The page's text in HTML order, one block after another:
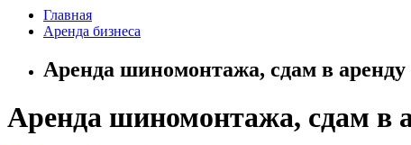
Главная
Аренда бизнеса
Аренда шиномонтажа, сдам в
Аренда шиномонтажа, сдам в